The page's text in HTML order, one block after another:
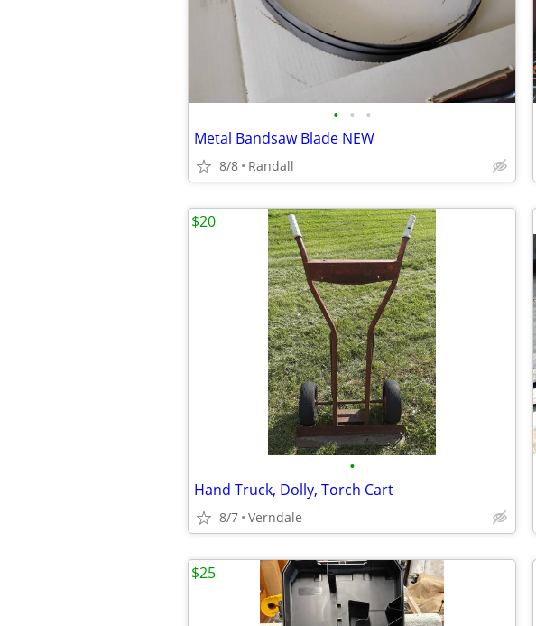
• • •
Metal Bandsaw Blade NEW
8/8 Randall
•
Hand Truck, Dolly, Torch Cart
8/7 Verndale
$20
$25